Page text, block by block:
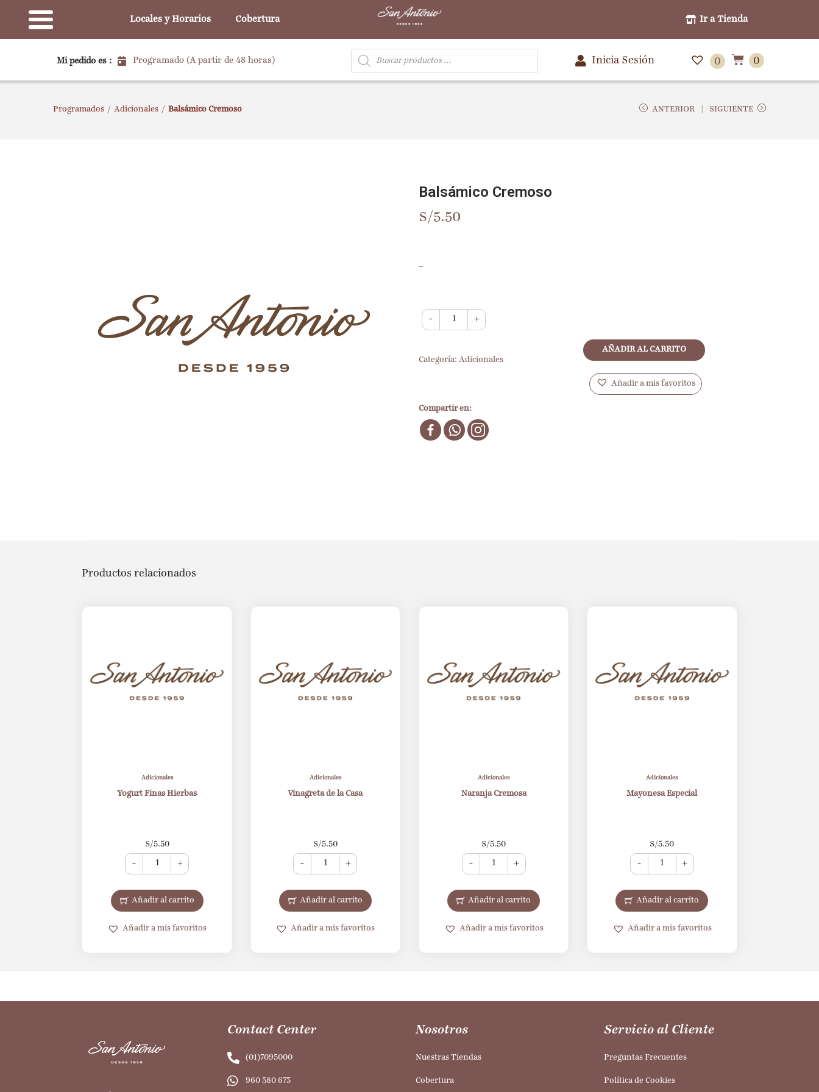
Locales y Horarios Cobertura Ir a Tienda
Mi pedido es : Programado (A partir de 48 horas) Inicia Sesión 0 0
Programados / Adicionales / Balsámico Cremoso ANTERIOR SIGUIENTE
Balsámico Cremoso
S/5.50
–
- +
AÑADIR AL CARRITO
Añadir a mis favoritos
Categoría: Adicionales
Compartir en:
Productos relacionados
Adicionales
Yogurt Finas Hierbas
S/5.50
- +
Añadir al carrito
Añadir a mis favoritos
Adicionales
Vinagreta de la Casa
S/5.50
- +
Añadir al carrito
Añadir a mis favoritos
Adicionales
Naranja Cremosa
S/5.50
- +
Añadir al carrito
Añadir a mis favoritos
Adicionales
Mayonesa Especial
S/5.50
- +
Añadir al carrito
Añadir a mis favoritos
Contact Center
(01)7095000
960 580 673
Nosotros
Nuestras Tiendas
Cobertura
Servicio al Cliente
Preguntas Frecuentes
Política de Cookies